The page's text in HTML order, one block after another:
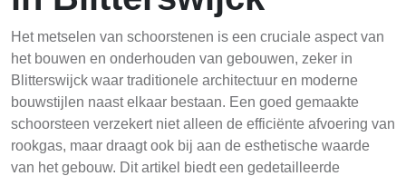
Het metselen van schoorstenen is een cruciale aspect van
het bouwen en onderhouden van gebouwen, zeker in
Blitterswijck waar traditionele architectuur en moderne
bouwstijlen naast elkaar bestaan. Een goed gemaakte
schoorsteen verzekert niet alleen de efficiënte afvoering van
rookgas, maar draagt ook bij aan de esthetische waarde
van het gebouw. Dit artikel biedt een gedetailleerde